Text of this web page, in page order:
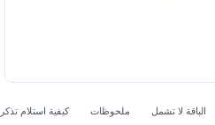
الباقة لا تشمل ملحوظات كيفية استلام